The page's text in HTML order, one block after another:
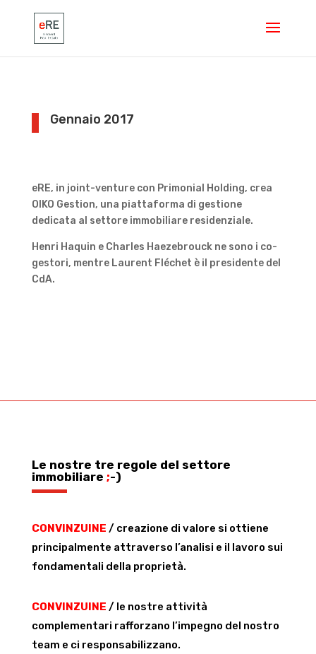
Gennaio 2017
eRE, in joint-venture con Primonial Holding, crea
OIKO Gestion, una piattaforma di gestione
dedicata al settore immobiliare residenziale.
Henri Haquin e Charles Haezebrouck ne sono i co-
gestori, mentre Laurent Fléchet è il presidente del
CdA.
Le nostre tre regole del settore
immobiliare ;-)
CONVINZUINE / creazione di valore si ottiene
principalmente attraverso l’analisi e il lavoro sui
fondamentali della proprietà.
CONVINZUINE / le nostre attività
complementari rafforzano l’impegno del nostro
team e ci responsabilizzano.